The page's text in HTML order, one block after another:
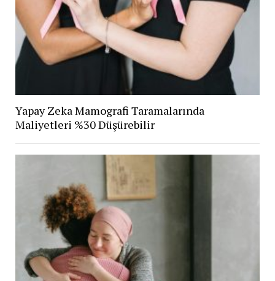
Yapay Zeka Mamografi Taramalarında
Maliyetleri %30 Düşürebilir